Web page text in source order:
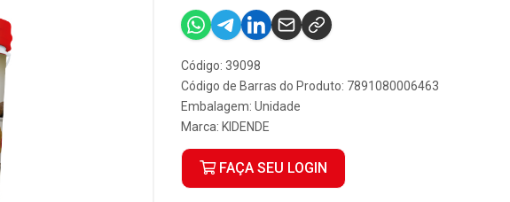
Código: 39098
Código de Barras do Produto: 7891080006463
Embalagem: Unidade
Marca: KIDENDE
FAÇA SEU LOGIN